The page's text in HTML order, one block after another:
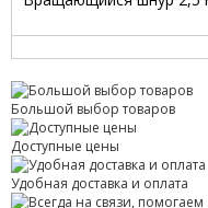
Большой выбор товаров
Доступные цены
Удобная доставка и оплата